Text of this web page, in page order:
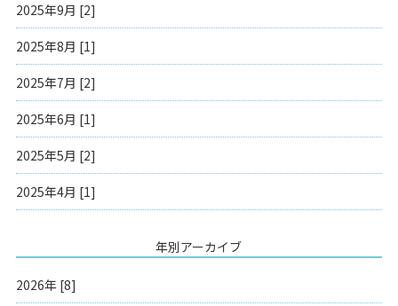
2025年9月 [2]
2025年8月 [1]
2025年7月 [2]
2025年6月 [1]
2025年5月 [2]
2025年4月 [1]
年別アーカイブ
2026年 [8]